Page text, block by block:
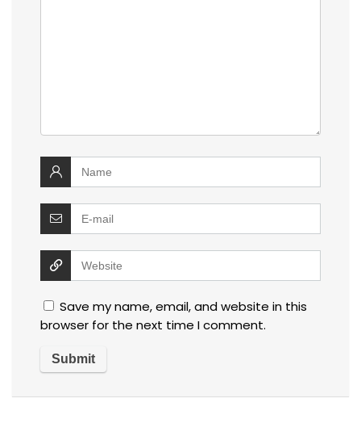
Save my name, email, and website in this
browser for the next time I comment.